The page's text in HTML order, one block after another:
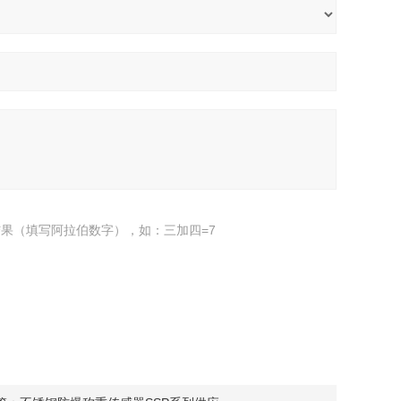
（填写阿拉伯数字），如：三加四=7